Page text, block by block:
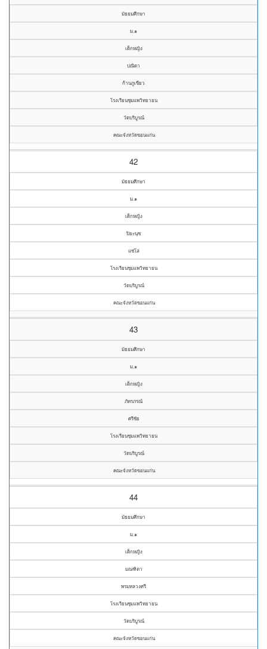
มัธยมศึกษา
ม.๑
เด็กหญิง
ปณิตา
ก้านภูเขียว
โรงเรียนชุมแพวิทยายน
วัดบริบูรณ์
คณะจังหวัดขอนแก่น
42
มัธยมศึกษา
ม.๑
เด็กหญิง
ปิยะนุช
แซ่โล่
โรงเรียนชุมแพวิทยายน
วัดบริบูรณ์
คณะจังหวัดขอนแก่น
43
มัธยมศึกษา
ม.๑
เด็กหญิง
ภัทรภรณ์
ศรีชัย
โรงเรียนชุมแพวิทยายน
วัดบริบูรณ์
คณะจังหวัดขอนแก่น
44
มัธยมศึกษา
ม.๑
เด็กหญิง
มณฑิตา
พรมหลวงศรี
โรงเรียนชุมแพวิทยายน
วัดบริบูรณ์
คณะจังหวัดขอนแก่น